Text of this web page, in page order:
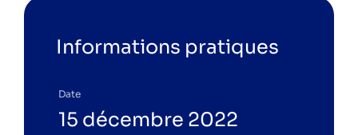
Informations pratiques
Date
15 décembre 2022